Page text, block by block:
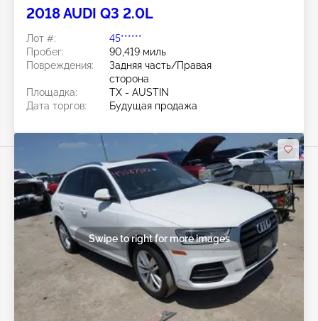
2018 AUDI Q3 2.0L
Лот #:
45******
Пробег:
90,419 миль
Повреждения:
Задняя часть/Правая
сторона
Площадка:
TX - AUSTIN
Дата торгов:
Будущая продажа
Swipe to right for more images